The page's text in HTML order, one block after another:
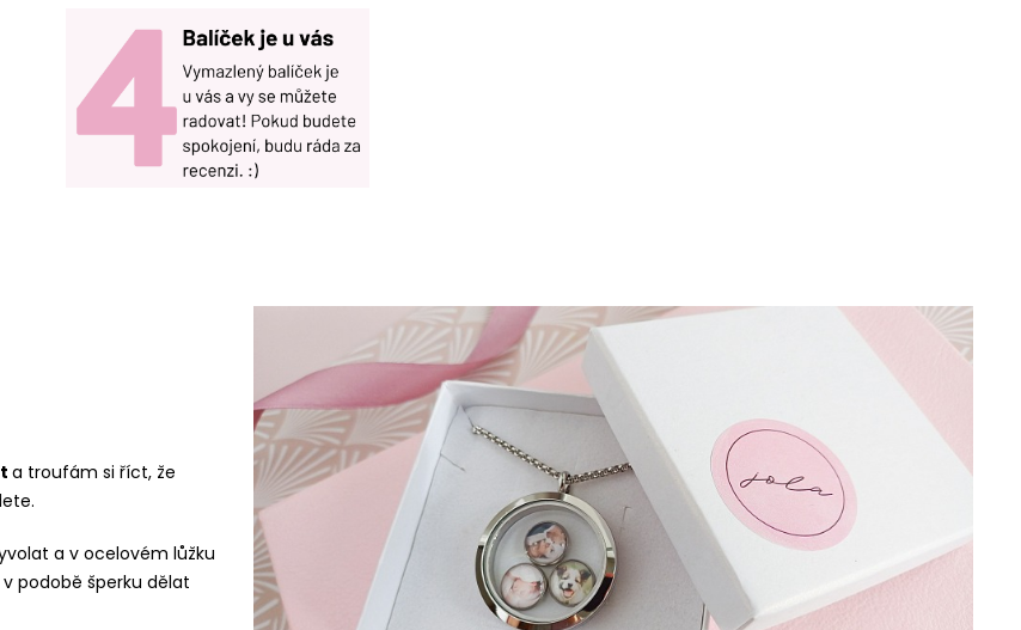
a troufám si říct, že
a v ocelovém lůžku
podobě šperku dělat